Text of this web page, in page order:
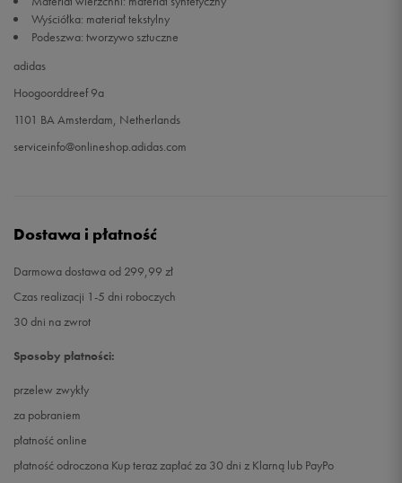
Wyściółka: materiał tekstylny
Podeszwa: tworzywo sztuczne
adidas
Hoogoorddreef 9a
1101 BA Amsterdam, Netherlands
serviceinfo@onlineshop.adidas.com
Dostawa i płatność
Darmowa dostawa od 299,99 zł
Czas realizacji 1-5 dni roboczych
30 dni na zwrot
Sposoby płatności:
przelew zwykły
za pobraniem
płatność online
płatność odroczona Kup teraz zapłać za 30 dni z Klarną lub PayPo